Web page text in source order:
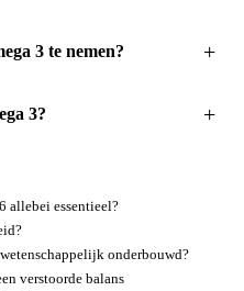
3 te nemen?
3?
allebei essentieel?
onderbouwd?
verstoorde balans